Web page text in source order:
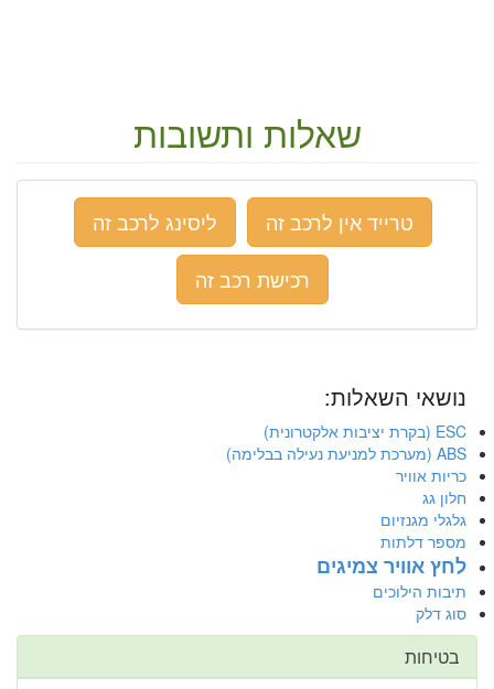
שאלות ותשובות
טרייד אין לרכב זה
ליסינג לרכב זה
רכישת רכב זה
נושאי השאלות:
ESC (בקרת יציבות אלקטרונית)
ABS (מערכת למניעת נעילה בבלימה)
כריות אוויר
חלון גג
גלגלי מגנזיום
מספר דלתות
לחץ אוויר צמיגים
תיבות הילוכים
סוג דלק
בטיחות